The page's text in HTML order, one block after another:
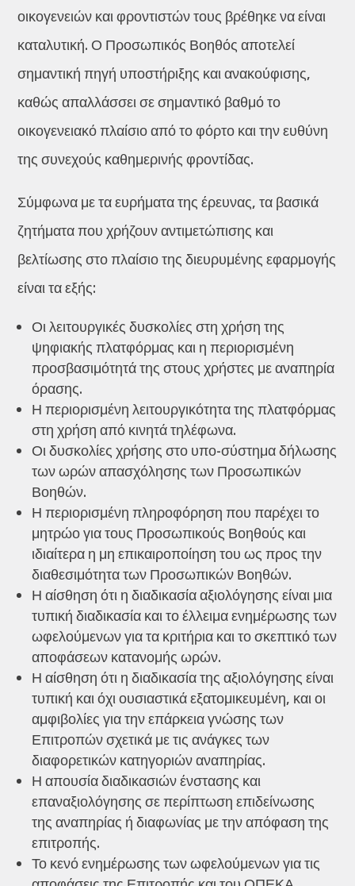
οικογενειών και φροντιστών τους βρέθηκε να είναι
καταλυτική. Ο Προσωπικός Βοηθός αποτελεί
σημαντική πηγή υποστήριξης και ανακούφισης,
καθώς απαλλάσσει σε σημαντικό βαθμό το
οικογενειακό πλαίσιο από το φόρτο και την ευθύνη
της συνεχούς καθημερινής φροντίδας.
Σύμφωνα με τα ευρήματα της έρευνας, τα βασικά
ζητήματα που χρήζουν αντιμετώπισης και
βελτίωσης στο πλαίσιο της διευρυμένης εφαρμογής
είναι τα εξής:
Οι λειτουργικές δυσκολίες στη χρήση της
ψηφιακής πλατφόρμας και η περιορισμένη
προσβασιμότητά της στους χρήστες με αναπηρία
όρασης.
Η περιορισμένη λειτουργικότητα της πλατφόρμας
στη χρήση από κινητά τηλέφωνα.
Οι δυσκολίες χρήσης στο υπο-σύστημα δήλωσης
των ωρών απασχόλησης των Προσωπικών
Βοηθών.
Η περιορισμένη πληροφόρηση που παρέχει το
μητρώο για τους Προσωπικούς Βοηθούς και
ιδιαίτερα η μη επικαιροποίηση του ως προς την
διαθεσιμότητα των Προσωπικών Βοηθών.
Η αίσθηση ότι η διαδικασία αξιολόγησης είναι μια
τυπική διαδικασία και το έλλειμα ενημέρωσης των
ωφελούμενων για τα κριτήρια και το σκεπτικό των
αποφάσεων κατανομής ωρών.
Η αίσθηση ότι η διαδικασία της αξιολόγησης είναι
τυπική και όχι ουσιαστικά εξατομικευμένη, και οι
αμφιβολίες για την επάρκεια γνώσης των
Επιτροπών σχετικά με τις ανάγκες των
διαφορετικών κατηγοριών αναπηρίας.
Η απουσία διαδικασιών ένστασης και
επαναξιολόγησης σε περίπτωση επιδείνωσης
της αναπηρίας ή διαφωνίας με την απόφαση της
επιτροπής.
Το κενό ενημέρωσης των ωφελούμενων για τις